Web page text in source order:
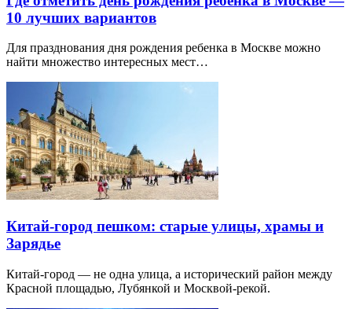
10 лучших вариантов
Для празднования дня рождения ребенка в Москве можно
найти множество интересных мест…
Китай-город пешком: старые улицы, храмы и
Зарядье
Китай-город — не одна улица, а исторический район между
Красной площадью, Лубянкой и Москвой-рекой.